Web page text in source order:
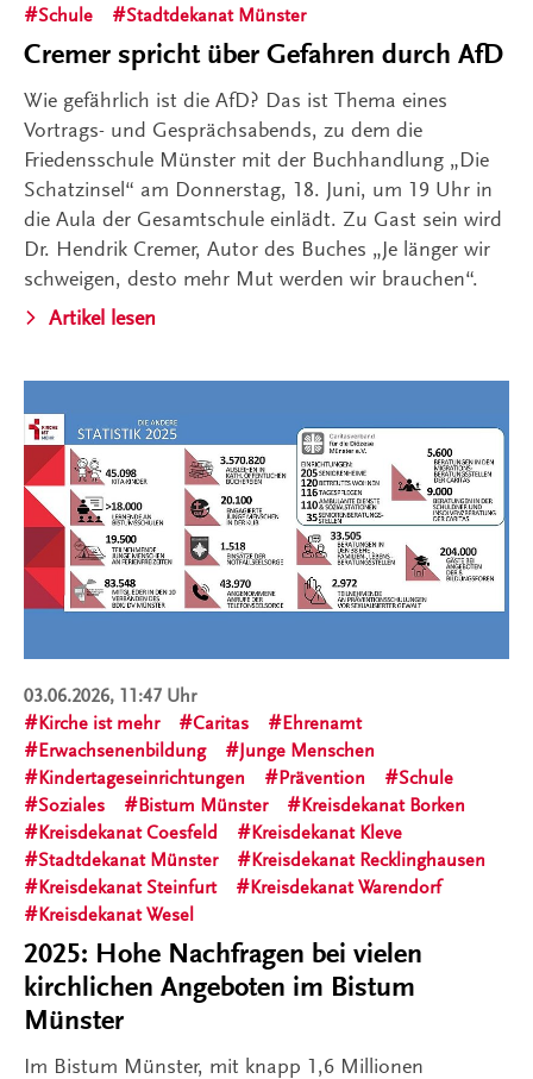
Schule Stadtdekanat Münster
Cremer spricht über Gefahren durch AfD
Wie gefährlich ist die AfD? Das ist Thema eines
Vortrags- und Gesprächsabends, zu dem die
Friedensschule Münster mit der Buchhandlung „Die
Schatzinsel“ am Donnerstag, 18. Juni, um 19 Uhr in
die Aula der Gesamtschule einlädt. Zu Gast sein wird
Dr. Hendrik Cremer, Autor des Buches „Je länger wir
schweigen, desto mehr Mut werden wir brauchen“.
Artikel lesen
03.06.2026, 11:47 Uhr
Kirche ist mehr
Caritas
Ehrenamt
Erwachsenenbildung
Junge Menschen
Kindertageseinrichtungen
Prävention
Schule
Soziales
Bistum Münster
Kreisdekanat Borken
Kreisdekanat Coesfeld
Kreisdekanat Kleve
Stadtdekanat Münster
Kreisdekanat Recklinghausen
Kreisdekanat Steinfurt
Kreisdekanat Warendorf
Kreisdekanat Wesel
2025: Hohe Nachfragen bei vielen
kirchlichen Angeboten im Bistum
Münster
Im Bistum Münster, mit knapp 1,6 Millionen